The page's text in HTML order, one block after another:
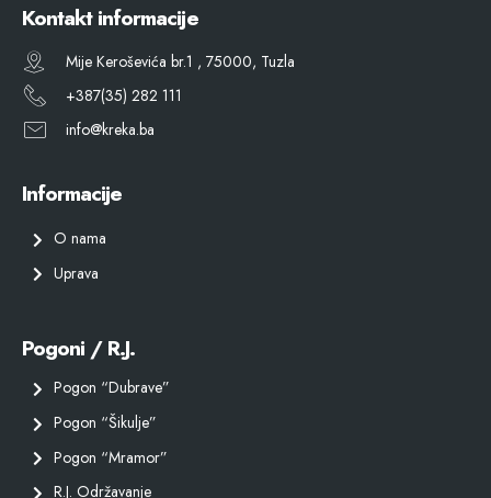
Kontakt informacije
Mije Keroševića br.1 , 75000, Tuzla
+387(35) 282 111
info@kreka.ba
Informacije
O nama
Uprava
Pogoni / R.J.
Pogon “Dubrave”
Pogon “Šikulje”
Pogon “Mramor”
R.J. Održavanje